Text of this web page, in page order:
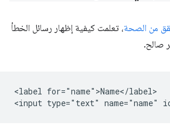
من الصحة، تعلمت كيفية إظهار رسائل الخطأ
صالح.
<label for="name">Name</label>